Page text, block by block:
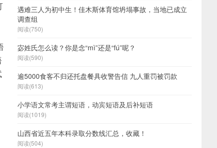
遇难三人为初中生！佳木斯体育馆坍塌事故，当地已成立
调查组
阅读(750)
宓姓氏怎么读？你是念“mì”还是“fú”呢？
阅读(590)
逾5000食客不归还托盘餐具收警告信 九人重罚被罚款
阅读(613)
小学语文常考主谓短语，动宾短语及后补短语
阅读(1019)
山西省近五年本科录取分数线汇总，收藏！
阅读(504)